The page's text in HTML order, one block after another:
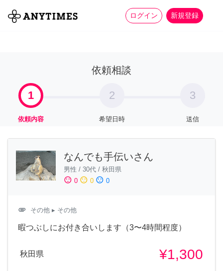
ログイン 新規登録
全て 家事 more_horiz
依頼相談
1
依頼内容
2
希望日時
3
送信
なんでも手伝いさん
男性 / 30代 / 秋田県
sentiment_satisfied 0 sentiment_neutral 0 sentiment_dissatisfied 0
attachment その他 ▸ その他
暇つぶしにお付き合いします（3〜4時間程度）
秋田県 ¥1,300